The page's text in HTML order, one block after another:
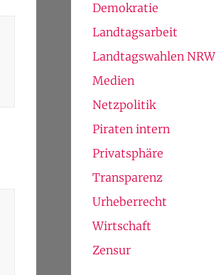
Demokratie
Landtagsarbeit
Landtagswahlen NRW
Medien
Netzpolitik
Piraten intern
Privatsphäre
Transparenz
Urheberrecht
Wirtschaft
Zensur